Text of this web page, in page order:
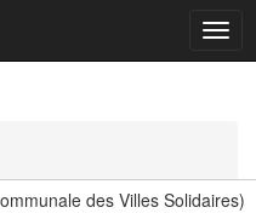
des Villes Solidaires)